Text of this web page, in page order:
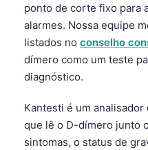
ponto de corte fixo para
alarmes. Nossa equipe
listados no conselho
dímero como um teste
diagnóstico.
Kantesti é um
que lê o D-dímero junto
sintomas, o status de